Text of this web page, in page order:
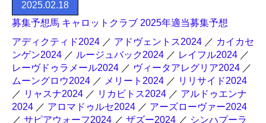
2025.02.18
募集予想馬 キャロットクラブ 2025年適当募集予想
アディクティド2024 ／ アドヴェントス2024 ／ カイカセ
ンゲン2024 ／ ルージュバック2024 ／ レイフル2024 ／
レーヴドゥラメール2024 ／ ヴィータアレグリア2024 ／
ムーングロウ2024 ／ メリート2024 ／ リリサイド2024
／ リャスナ2024 ／ リカビトス2024 ／ アルドゥエンナ
2024 ／ アロマドゥルセ2024 ／ アーズローヴァー2024
／ サピアウォーフ2024 ／ ザズー2024 ／ シンハプーラ